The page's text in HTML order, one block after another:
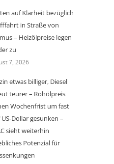
auf Klarheit bezüglich
in Straße von
– Heizölpreise legen
zu
7, 2026
etwas billiger, Diesel
teurer – Rohölpreis
Wochenfrist um fast
Dollar gesunken –
sieht weiterhin
Potenzial für